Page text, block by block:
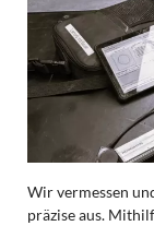
Wir vermessen
präzise aus.